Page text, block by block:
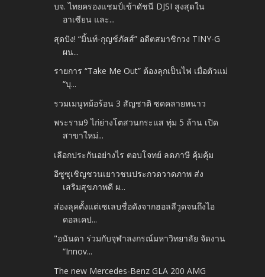
บจ. ไทยครองแชมป์เข้าดัชนี DJSI สูงสุดใน
อาเซียน และ...
สุดปัง! “มิ้นท์-กุญช์ภัสส์” อดีตสมาชิกวง TINY-G
ผน...
รายการ “Take Me Out” ต้องลุกเป็นไฟ เมื่อตัวแม่
“บุ...
รวมเมนูหม้อร้อน 3 สัญชาติ ซดคลายหนาว
พระราม9 ไก่ย่างโตสวนกระแส ทุ่ม 5 ล้าน เปิด
สาขาใหม่...
เลือกประกันอย่างไร ตอบโจทย์ ลดภาษี คุ้มคุ้ม
อีซูซุเชิญชวนเยาวชนประกวดวาดภาพ ส่ง
เสริมสุขภาพดี ผ...
ส่องลุคตั้งแต่เซเลบชื่อดังจากฮอลลีวูดจนถึงไอ
ดอลเคป...
"อนันดา ร่วมกับจุฬาลงกรณ์มหาวิทยาลัย จัดงาน
“Innov...
The new Mercedes-Benz GLA 200 AMG